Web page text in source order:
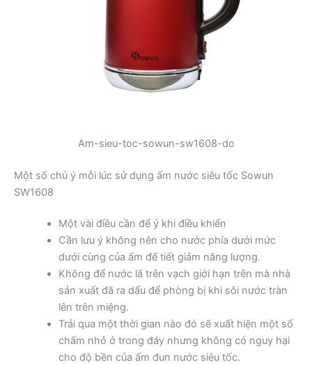
Am-sieu-toc-sowun-sw1608-do
Một số chú ý mỗi lúc sử dụng ấm nước siêu tốc Sowun
SW1608
Một vài điều cần để ý khi điều khiển
Cần lưu ý không nên cho nước phía dưới mức
dưới cùng của ấm để tiết giảm năng lượng.
Không để nước lã trên vạch giới hạn trên mà nhà
sản xuất đã ra dấu để phòng bị khi sôi nước tràn
lên trên miệng.
Trải qua một thời gian nào đó sẽ xuất hiện một số
chấm nhỏ ở trong đáy nhưng không có nguy hại
cho độ bền của ấm đun nước siêu tốc.